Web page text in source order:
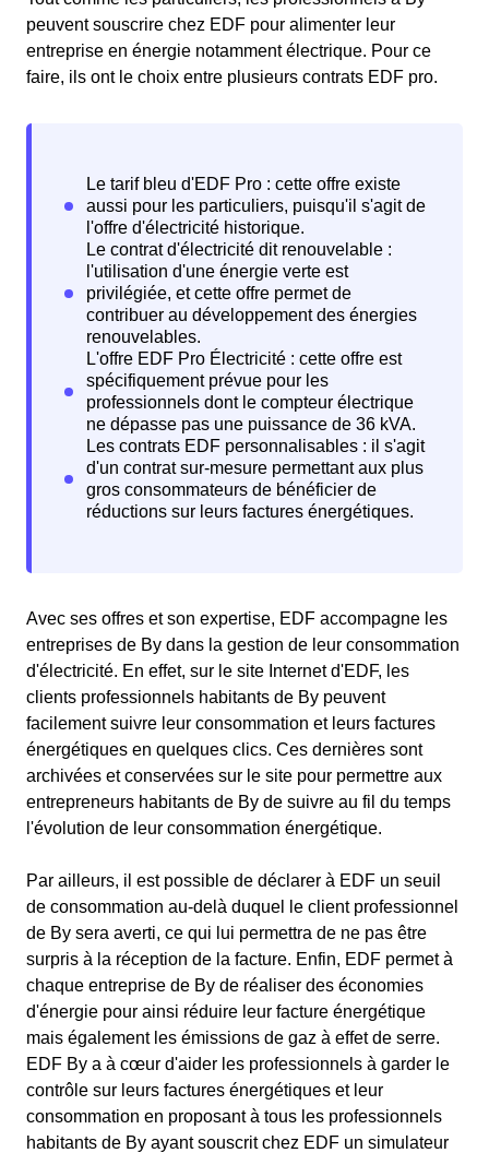
peuvent souscrire chez EDF pour alimenter leur
entreprise en énergie notamment électrique. Pour ce
faire, ils ont le choix entre plusieurs contrats EDF pro.
Avec ses offres et son expertise, EDF accompagne les
entreprises de By dans la gestion de leur consommation
d'électricité. En effet, sur le site Internet d'EDF, les
clients professionnels habitants de By peuvent
facilement suivre leur consommation et leurs factures
énergétiques en quelques clics. Ces dernières sont
archivées et conservées sur le site pour permettre aux
entrepreneurs habitants de By de suivre au fil du temps
l'évolution de leur consommation énergétique.
Par ailleurs, il est possible de déclarer à EDF un seuil
de consommation au-delà duquel le client professionnel
de By sera averti, ce qui lui permettra de ne pas être
surpris à la réception de la facture. Enfin, EDF permet à
chaque entreprise de By de réaliser des économies
d'énergie pour ainsi réduire leur facture énergétique
mais également les émissions de gaz à effet de serre.
EDF By a à cœur d'aider les professionnels à garder le
contrôle sur leurs factures énergétiques et leur
consommation en proposant à tous les professionnels
habitants de By ayant souscrit chez EDF un simulateur